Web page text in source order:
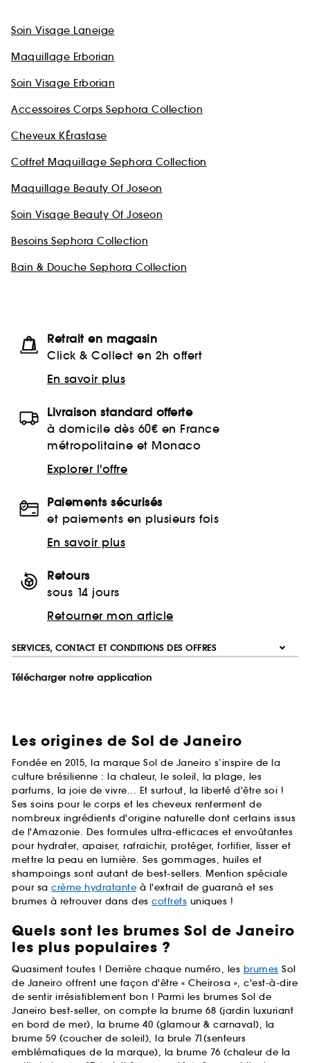
Soin Visage Laneige
Maquillage Erborian
Soin Visage Erborian
Accessoires Corps Sephora Collection
Cheveux KÉrastase
Coffret Maquillage Sephora Collection
Maquillage Beauty Of Joseon
Soin Visage Beauty Of Joseon
Besoins Sephora Collection
Bain & Douche Sephora Collection
Retrait en magasin
Click & Collect en 2h offert
En savoir plus
Livraison standard offerte
à domicile dès 60€ en France
métropolitaine et Monaco
Explorer l'offre
Paiements sécurisés
et paiements en plusieurs fois
En savoir plus
Retours
sous 14 jours
Retourner mon article
SERVICES, CONTACT ET CONDITIONS DES OFFRES
Télécharger notre application
Les origines de Sol de Janeiro
Fondée en 2015, la marque Sol de Janeiro s’inspire de la
culture brésilienne : la chaleur, le soleil, la plage, les
parfums, la joie de vivre... Et surtout, la liberté d'être soi !
Ses soins pour le corps et les cheveux renferment de
nombreux ingrédients d'origine naturelle dont certains issus
de l'Amazonie. Des formules ultra-efficaces et envoûtantes
pour hydrater, apaiser, rafraichir, protéger, fortifier, lisser et
mettre la peau en lumière. Ses gommages, huiles et
shampoings sont autant de best-sellers. Mention spéciale
pour sa crème hydratante à l'extrait de guaranà et ses
brumes à retrouver dans des coffrets uniques !
Quels sont les brumes Sol de Janeiro
les plus populaires ?
Quasiment toutes ! Derrière chaque numéro, les brumes Sol
de Janeiro offrent une façon d'être « Cheirosa », c'est-à-dire
de sentir irrésistiblement bon ! Parmi les brumes Sol de
Janeiro best-seller, on compte la brume 68 (jardin luxuriant
en bord de mer), la brume 40 (glamour & carnaval), la
brume 59 (coucher de soleil), la brule 71(senteurs
emblématiques de la marque), la brume 76 (chaleur de la